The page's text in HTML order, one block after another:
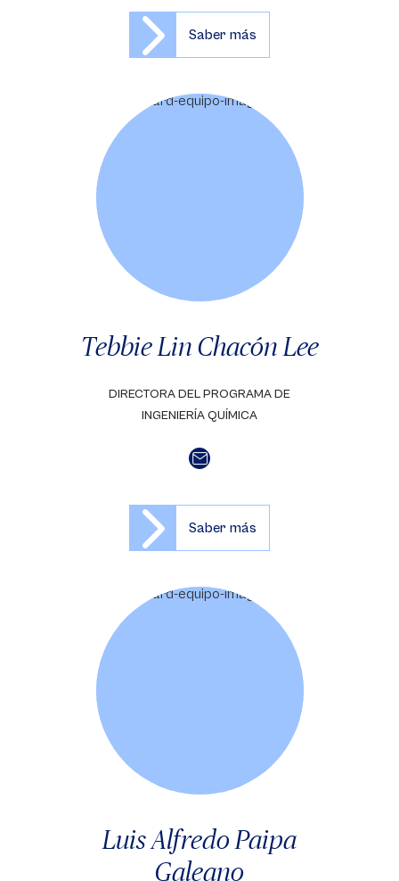
Saber más
Tebbie Lin Chacón Lee
DIRECTORA DEL PROGRAMA DE
INGENIERÍA QUÍMICA
Saber más
Luis Alfredo Paipa
Galeano